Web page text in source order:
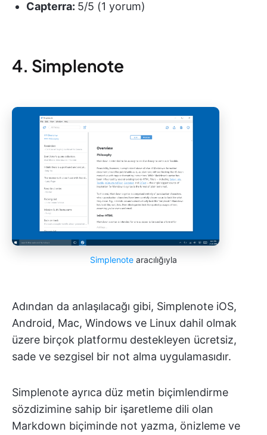
Capterra: 5/5 (1 yorum)
4. Simplenote
Simplenote aracılığıyla
Adından da anlaşılacağı gibi, Simplenote iOS,
Android, Mac, Windows ve Linux dahil olmak
üzere birçok platformu destekleyen ücretsiz,
sade ve sezgisel bir not alma uygulamasıdır.
Simplenote ayrıca düz metin biçimlendirme
sözdizimine sahip bir işaretleme dili olan
Markdown biçiminde not yazma, önizleme ve